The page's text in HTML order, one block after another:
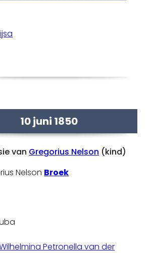
10 juni 1850
van Gregorius Nelson (kind)
Nelson Broek
Petronella van der